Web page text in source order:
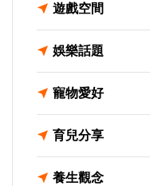
遊戲空間
娛樂話題
寵物愛好
育兒分享
養生觀念